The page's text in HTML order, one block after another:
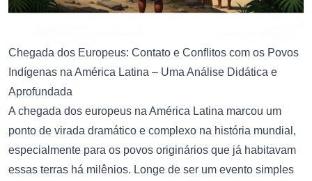
Chegada dos Europeus: Contato e Conflitos com os Povos
Indígenas na América Latina – Uma Análise Didática e
Aprofundada
A chegada dos europeus na América Latina marcou um
ponto de virada dramático e complexo na história mundial,
especialmente para os povos originários que já habitavam
essas terras há milênios. Longe de ser um evento simples